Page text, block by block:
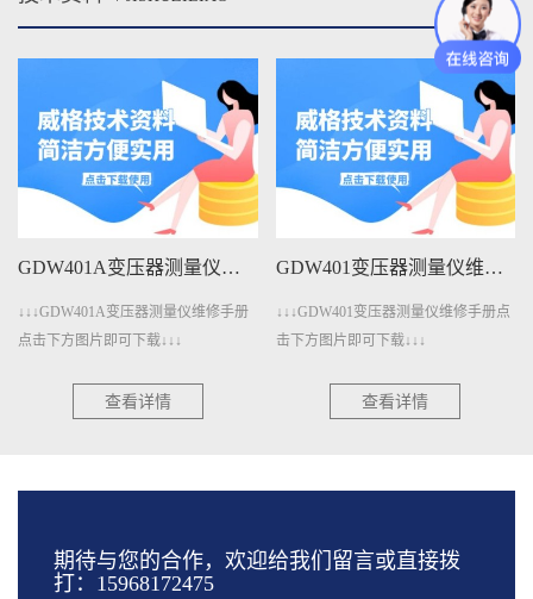
GDW401A变压器测量仪维修手册下载
↓↓↓GDW401A变压器测量仪维修手册
点击下方图片即可下载↓↓↓
查看详情
GDW401变压器测量仪维修手册下载
↓↓↓GDW401变压器测量仪维修手册点
击下方图片即可下载↓↓↓
查看详情
期待与您的合作，欢迎给我们留言或直接拨
打：15968172475